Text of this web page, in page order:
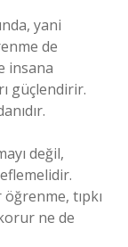
yani
de
insana
güçlendirir.
değil,
tıpkı
ne de